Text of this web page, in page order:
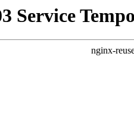
Service
nginx-